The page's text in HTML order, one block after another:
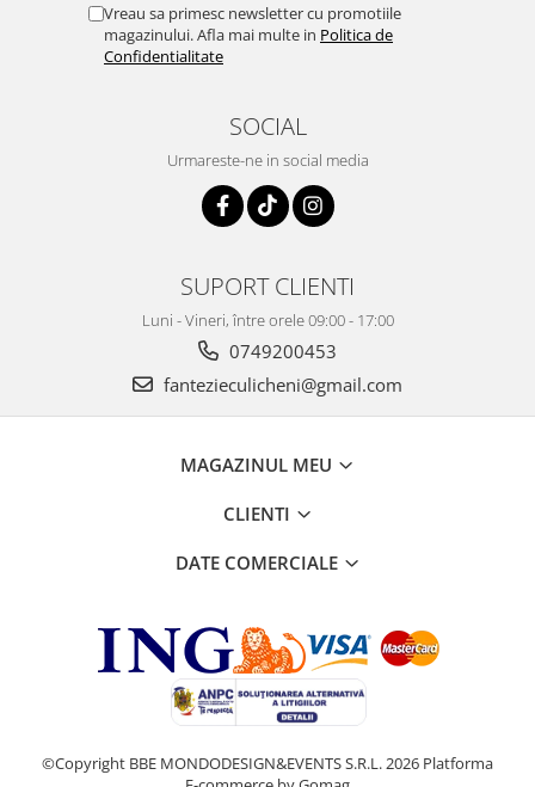
Vreau sa primesc newsletter cu promotiile
magazinului. Afla mai multe in Politica de
Confidentialitate
SOCIAL
Urmareste-ne in social media
SUPORT CLIENTI
Luni - Vineri, între orele 09:00 - 17:00
0749200453
fantezieculicheni@gmail.com
MAGAZINUL MEU
CLIENTI
DATE COMERCIALE
©Copyright BBE MONDODESIGN&EVENTS S.R.L. 2026 Platforma